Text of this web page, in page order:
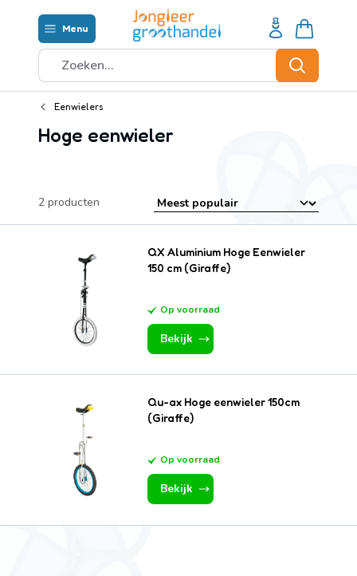
Menu
Waar ben je naar op zoek? Zoeken
Eenwielers
Hoge eenwieler
2 producten
QX Aluminium Hoge Eenwieler
150 cm (Giraffe)
Op voorraad
Bekijk
Qu-ax Hoge eenwieler 150cm
(Giraffe)
Op voorraad
Bekijk